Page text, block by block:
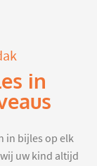
in
in bijles op elk
uw kind altijd